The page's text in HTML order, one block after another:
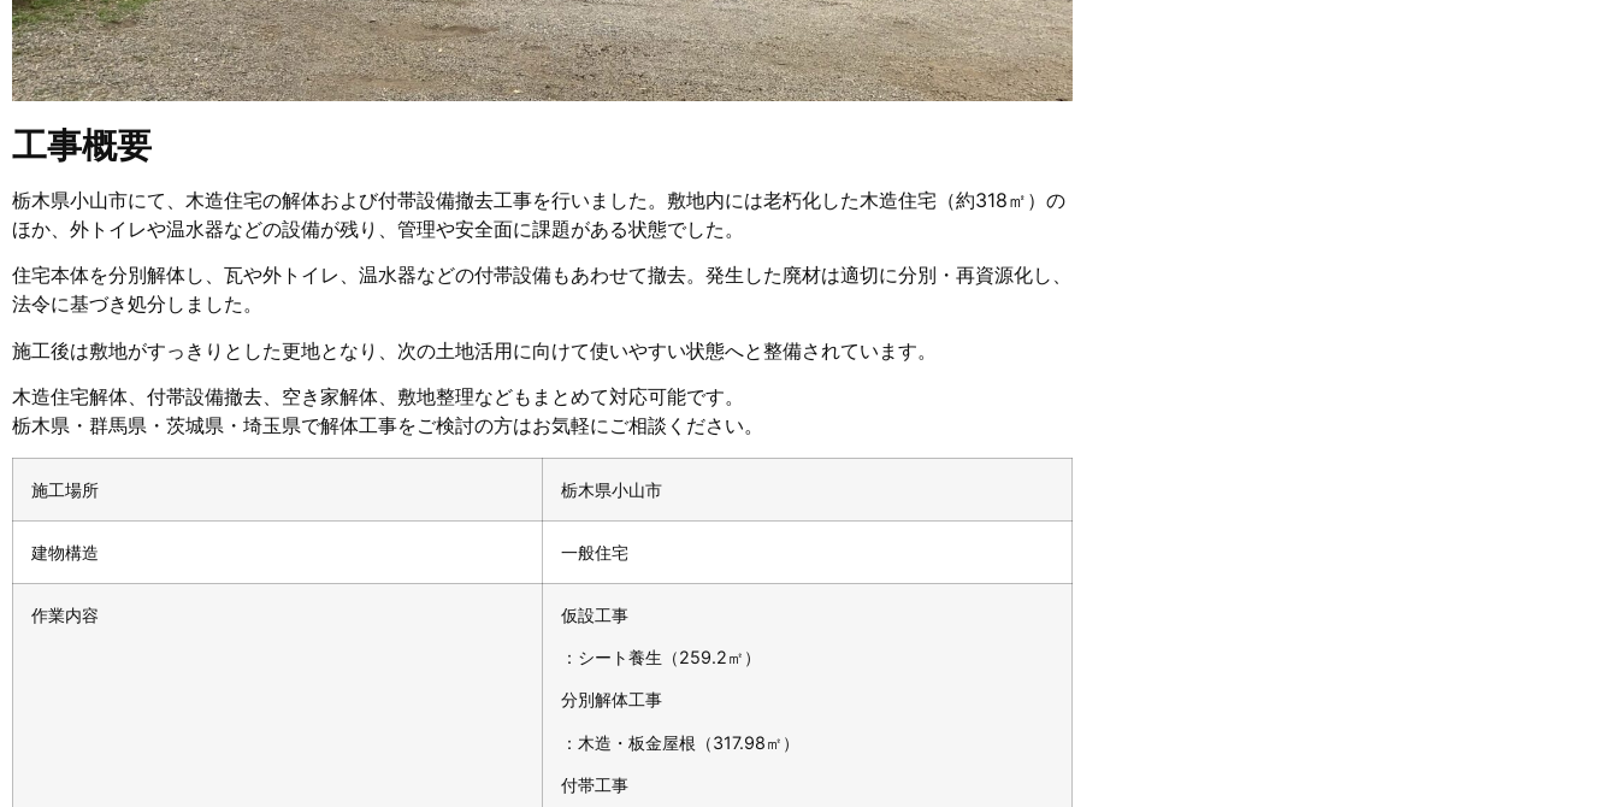
工事概要
栃木県小山市にて、木造住宅の解体および付帯設備撤去工事を行いました。敷地内には老朽化した木造住宅（約318㎡）の
ほか、外トイレや温水器などの設備が残り、管理や安全面に課題がある状態でした。
住宅本体を分別解体し、瓦や外トイレ、温水器などの付帯設備もあわせて撤去。発生した廃材は適切に分別・再資源化し、
法令に基づき処分しました。
施工後は敷地がすっきりとした更地となり、次の土地活用に向けて使いやすい状態へと整備されています。
木造住宅解体、付帯設備撤去、空き家解体、敷地整理などもまとめて対応可能です。
栃木県・群馬県・茨城県・埼玉県で解体工事をご検討の方はお気軽にご相談ください。
施工場所 栃木県小山市
建物構造 一般住宅
作業内容 仮設工事
：シート養生（259.2㎡）
分別解体工事
：木造・板金屋根（317.98㎡）
付帯工事